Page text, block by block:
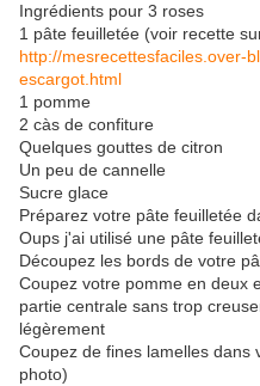
Ingrédients pour 3 roses
1 pâte feuilletée (voir recette
http://mesrecettesfaciles.over-
escargot.html
1 pomme
2 càs de confiture
Quelques gouttes de citron
Un peu de cannelle
Sucre glace
Préparez votre pâte feuilletée
Oups j'ai utilisé une pâte
Découpez les bords de votre
Coupez votre pomme en deux
partie centrale sans trop
légèrement
Coupez de fines lamelles dans
photo)